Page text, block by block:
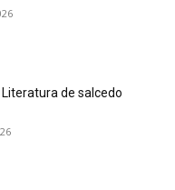
de salcedo